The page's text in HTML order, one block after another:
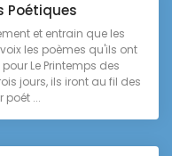
Poétiques
et entrain que les
les poèmes qu'ils ont
Le Printemps des
jours, ils iront au fil des
poét ...